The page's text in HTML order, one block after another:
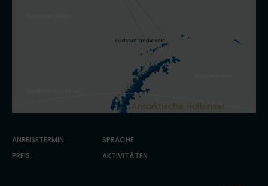
ANREISETERMIN
PREIS
SPRACHE
AKTIVITÄTEN